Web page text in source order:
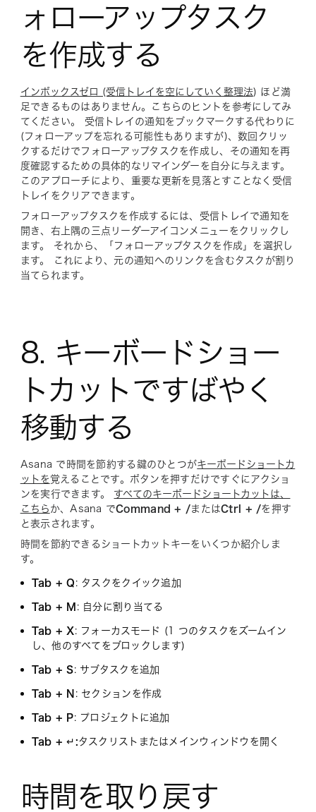
ォローアップタスク
を作成する
インボックスゼロ (受信トレイを空にしていく整理法) ほど満
足できるものはありません。こちらのヒントを参考にしてみ
てください。 受信トレイの通知をブックマークする代わりに
(フォローアップを忘れる可能性もありますが)、数回クリッ
クするだけでフォローアップタスクを作成し、その通知を再
度確認するための具体的なリマインダーを自分に与えます。
このアプローチにより、重要な更新を見落とすことなく受信
トレイをクリアできます。
フォローアップタスクを作成するには、受信トレイで通知を
開き、右上隅の三点リーダーアイコンメニューをクリックし
ます。 それから、「フォローアップタスクを作成」を選択し
ます。 これにより、元の通知へのリンクを含むタスクが割り
当てられます。
8. キーボードショー
トカットですばやく
移動する
Asana で時間を節約する鍵のひとつがキーボードショートカ
ットを 覚えることです。ボタンを押すだけですぐにアクショ
ンを実行できます。 すべてのキーボードショートカットは、
こちら か、Asana でCommand + /またはCtrl + /を押す
と表示されます。
時間を節約できるショートカットキーをいくつか紹介しま
す。
Tab + Q : タスクをクイック追加
Tab + M : 自分に割り当てる
Tab + X : フォーカスモード (1 つのタスクをズームイン
し、他のすべてをブロックします)
Tab + S: サブタスクを追加
Tab + N : セクションを作成
Tab + P: プロジェクトに追加
Tab + ↵:タスクリストまたはメインウィンドウを開く
時間を取り戻す